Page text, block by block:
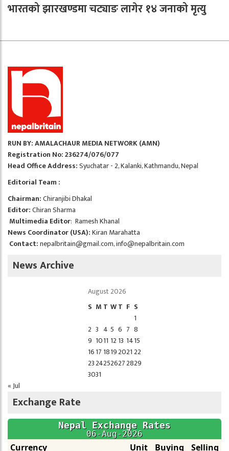
भारतको झारखण्डमा चट्याङ लागेर १४ जनाको मृत्यु
RUN BY: AMALACHAUR MEDIA NETWORK (AMN)
Registration No: 236274/076/077
Head Office Address:Syuchatar - 2, Kalanki, Kathmandu, Nepal
Editorial Team :
Chairman:Chiranjibi Dhakal
Editor:Chiran Sharma
Multimedia Editor: Ramesh Khanal
News Coordinator (USA):Kiran Marahatta
Contact:nepalbritain@gmail.com,info@nepalbritain.com
News Archive
August 2026
S M T WT F S
1
2 3 4 5 6 7 8
9 1011 12 13 1415
1617 1819202122
23242526272829
3031
« Jul
Exchange Rate